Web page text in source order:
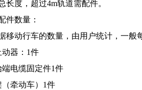
长度，超过4m轨道需配件。
件数量：
移动行车的数量，由用户统计，一般
器：1件
端电缆固定件1件
牵动车）1件